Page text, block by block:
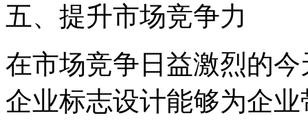
五、提升市场竞争力
在市场竞争日益激烈的
企业标志设计能够为企